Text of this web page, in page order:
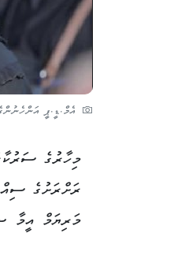
އެމް.ޑީ.ޕީ
މިހާރުގެ
ރަށްރަށުގެ
މަރިޔަމް އީމާ